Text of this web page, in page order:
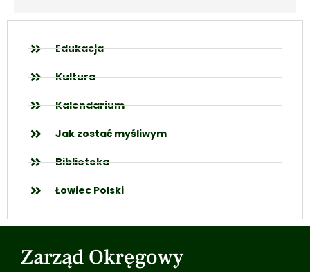
Edukacja
Kultura
Kalendarium
Jak zostać myśliwym
Biblioteka
Łowiec Polski
Zarząd Okręgowy